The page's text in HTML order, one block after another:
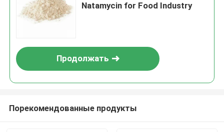
Natamycin for Food Industry
Продолжать
Порекомендованные продукты